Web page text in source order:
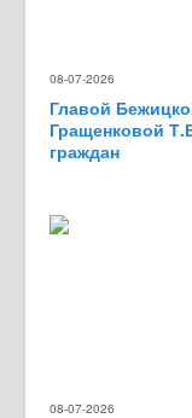
08-07-2026
Главой
Гращенковой
граждан
08-07-2026